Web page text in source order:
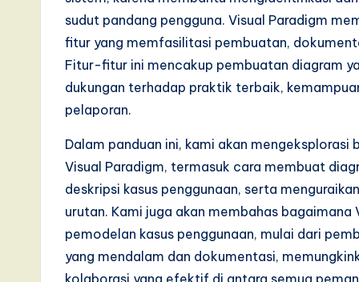
A
ft
sudut pandang pengguna. Visual Paradigm
fitur yang memfasilitasi pembuatan,
Fitur-fitur ini mencakup pembuatan diagram
dukungan terhadap praktik terbaik,
pelaporan.
Dalam panduan ini, kami akan
Visual Paradigm, termasuk cara membuat
deskripsi kasus penggunaan, serta
urutan. Kami juga akan membahas bagaimana
pemodelan kasus penggunaan, mulai dari
yang mendalam dan dokumentasi,